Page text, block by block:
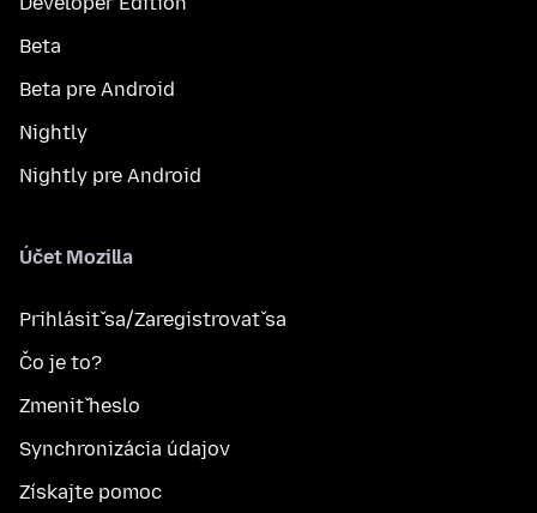
Beta
Beta pre Android
Nightly
Nightly pre Android
Účet Mozilla
Prihlásiť sa/Zaregistrovať sa
Čo je to?
Zmeniť heslo
Synchronizácia údajov
Získajte pomoc